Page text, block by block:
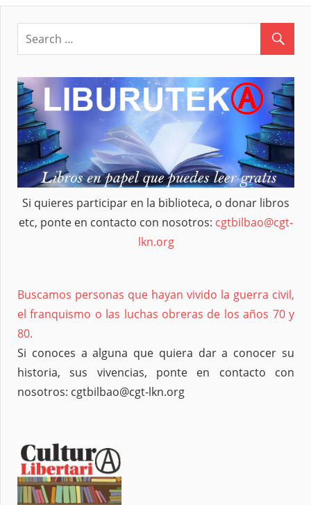
Si quieres participar en la biblioteca, o donar libros
etc, ponte en contacto con nosotros: cgtbilbao@cgt-
lkn.org
Buscamos personas que hayan vivido la guerra civil,
el franquismo o las luchas obreras de los años 70 y
80.
Si conoces a alguna que quiera dar a conocer su
historia, sus vivencias, ponte en contacto con
nosotros: cgtbilbao@cgt-lkn.org